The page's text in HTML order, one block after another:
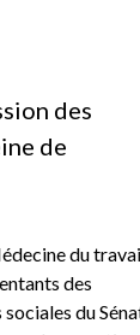
des
de
du
des
du